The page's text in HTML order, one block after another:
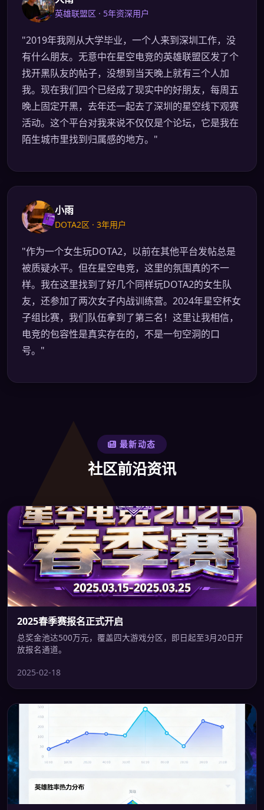
英雄联盟区 · 5年资深用户
"2019年我刚从大学毕业，一个人来到深圳工作，没
有什么朋友。无意中在星空电竞的英雄联盟区发了个
找开黑队友的帖子，没想到当天晚上就有三个人加
我。现在我们四个已经成了现实中的好朋友，每周五
晚上固定开黑，去年还一起去了深圳的星空线下观赛
活动。这个平台对我来说不仅仅是个论坛，它是我在
陌生城市里找到归属感的地方。"
小雨
DOTA2区 · 3年用户
"作为一个女生玩DOTA2，以前在其他平台发帖总是
被质疑水平。但在星空电竞，这里的氛围真的不一
样。我在这里找到了好几个同样玩DOTA2的女生队
友，还参加了两次女子内战训练营。2024年星空杯女
子组比赛，我们队伍拿到了第三名！这里让我相信，
电竞的包容性是真实存在的，不是一句空洞的口
号。"
最新动态
社区前沿资讯
2025春季赛报名正式开启
总奖金池达500万元，覆盖四大游戏分区，即日起至3月20日开
放报名通道。
2025-02-18